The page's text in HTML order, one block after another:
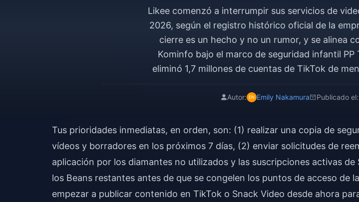
Likee comenzó a interrumpir sus servicios de
2026, según el registro histórico oficial de la
cierre es un hecho y no un rumor, y se alinea
Kominfo bajo el marco de seguridad infantil PP
eliminó 1,7 millones de cuentas de TikTok de
Autor: Emily Nakamura Publicado el:
Tus prioridades inmediatas, en orden, son: (1) realizar una copia de
vídeos y borradores en los próximos 7 días, (2) enviar solicitudes de
aplicación por los diamantes no utilizados y las suscripciones activas de
los Beans restantes antes de que se congelen los puntos de acceso de
empezar a publicar contenido en TikTok o Snack Video desde ahora